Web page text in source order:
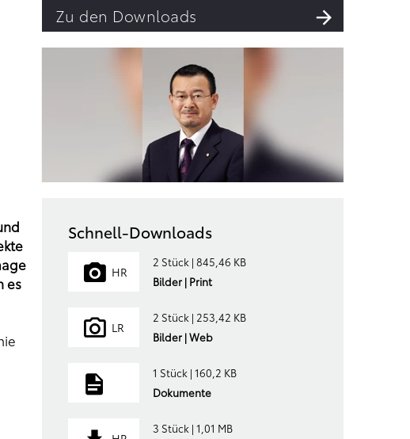
Zu den Downloads
es
Schnell-Downloads
HR
2 Stück | 845,46 KB
Bilder | Print
LR
2 Stück | 253,42 KB
Bilder | Web
1 Stück | 160,2 KB
Dokumente
3 Stück | 1,01 MB